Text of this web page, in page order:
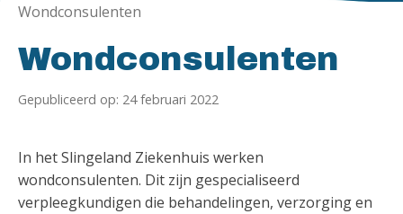
Wondconsulenten
Wondconsulenten
Gepubliceerd op: 24 februari 2022
In het Slingeland Ziekenhuis werken
wondconsulenten. Dit zijn gespecialiseerd
verpleegkundigen die behandelingen, verzorging en